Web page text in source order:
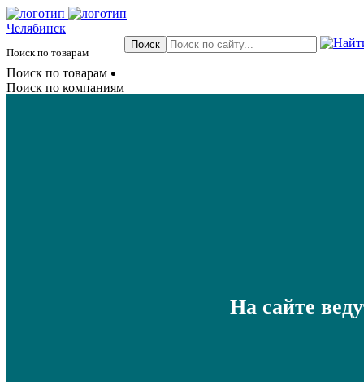
Челябинск
Поиск по товарам
Поиск по товарам
Поиск по компаниям
На сайте